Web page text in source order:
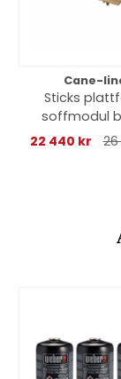
Cane-
Sticks
soffmodul
teak
22 440 kr